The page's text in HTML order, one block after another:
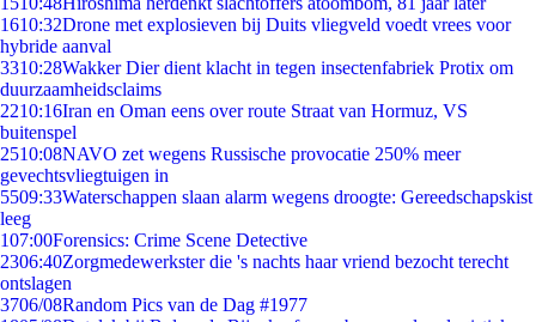
1610:32Drone met explosieven bij Duits vliegveld voedt vrees voor
hybride aanval
3310:28Wakker Dier dient klacht in tegen insectenfabriek Protix om
duurzaamheidsclaims
2210:16Iran en Oman eens over route Straat van Hormuz, VS
buitenspel
2510:08NAVO zet wegens Russische provocatie 250% meer
gevechtsvliegtuigen in
5509:33Waterschappen slaan alarm wegens droogte: Gereedschapskist
leeg
107:00Forensics: Crime Scene Detective
2306:40Zorgmedewerkster die 's nachts haar vriend bezocht terecht
ontslagen
3706/08Random Pics van de Dag #1977